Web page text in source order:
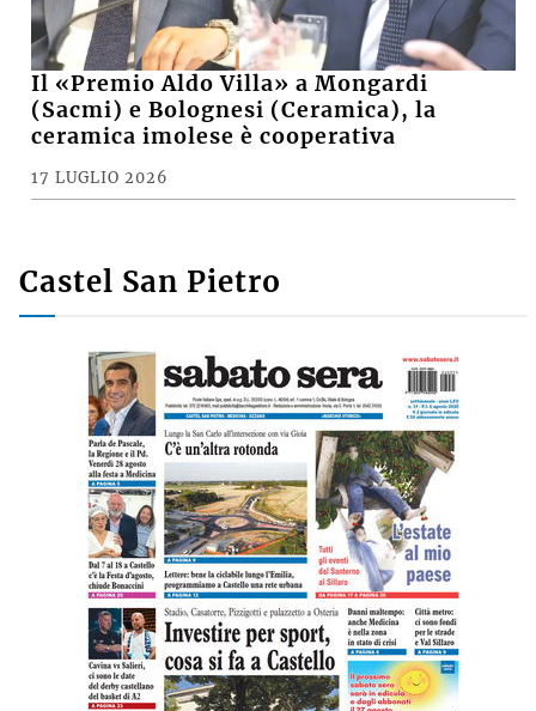
Il «Premio Aldo Villa» a Mongardi
(Sacmi) e Bolognesi (Ceramica), la
ceramica imolese è cooperativa
17 LUGLIO 2026
Castel San Pietro